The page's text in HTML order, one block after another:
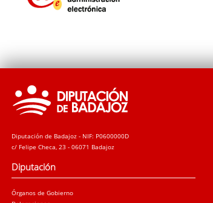
Diputación de Badajoz - NIF: P0600000D
c/ Felipe Checa, 23 - 06071 Badajoz
Diputación
Órganos de Gobierno